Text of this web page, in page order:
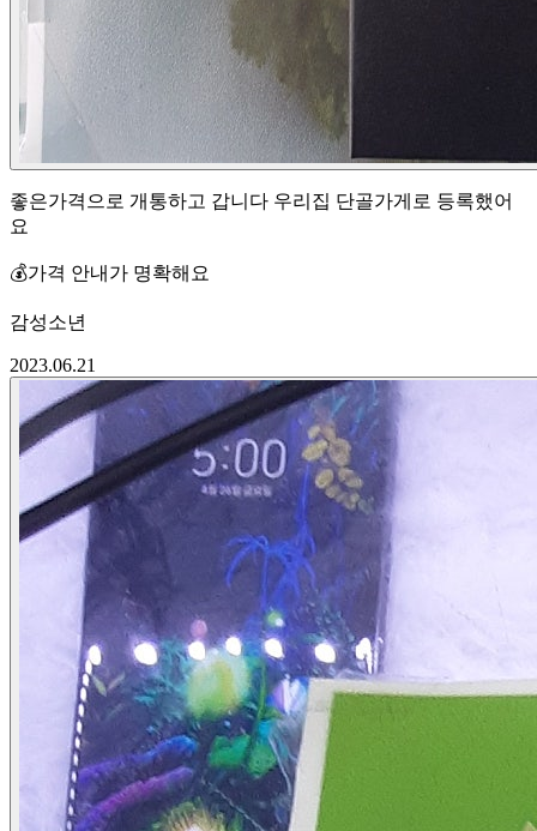
좋은가격으로 개통하고 갑니다 우리집 단골가게로 등록했어
요
💰가격 안내가 명확해요
감성소년
2023.06.21